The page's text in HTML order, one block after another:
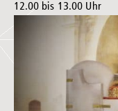
12.00 bis 13.00 Uhr